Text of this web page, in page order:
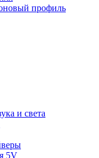
профиль
и света
5V